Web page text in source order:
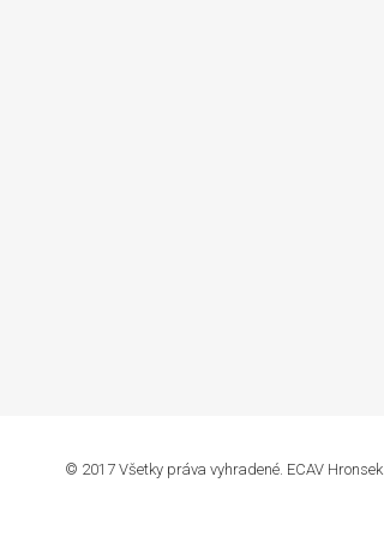
© 2017 Všetky práva vyhradené. ECAV Hronsek